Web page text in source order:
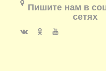
Пишите нам в
сетях